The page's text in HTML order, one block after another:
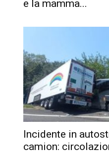
e la mamma...
Incidente in
camion: